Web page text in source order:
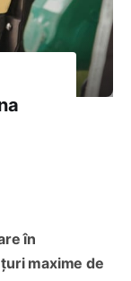
în
maxime de